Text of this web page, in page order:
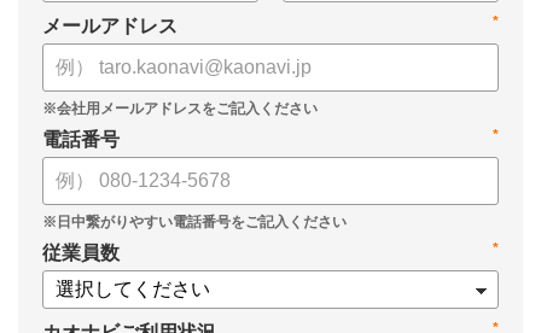
*
メールアドレス
*
電話番号
*
従業員数
*